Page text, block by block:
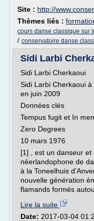
Site : http://
Thèmes liés :
cours danse classique sur
/ conservatoire danse
Sidi Larbi
Sidi Larbi Cherkaoui
Sidi Larbi Cherkaoui
en juin 2009
Données clés
Tempus fugit et In
Zero Degrees
10 mars 1976
[1] , est un danseur
néerlandophone de
à la Toneelhuis
nouvelle génération
flamands formés
Lire la suite
Date: 2017-03-04